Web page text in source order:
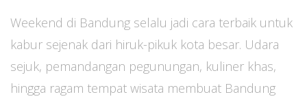
Weekend di Bandung selalu jadi cara terbaik untuk
kabur sejenak dari hiruk-pikuk kota besar. Udara
sejuk, pemandangan pegunungan, kuliner khas,
hingga ragam tempat wisata membuat Bandung